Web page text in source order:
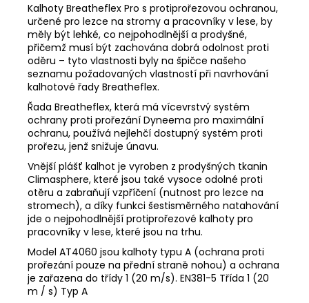
Kalhoty Breatheflex Pro s protiprořezovou ochranou,
určené pro lezce na stromy a pracovníky v lese, by
měly být lehké, co nejpohodlnější a prodyšné,
přičemž musí být zachována dobrá odolnost proti
oděru – tyto vlastnosti byly na špičce našeho
seznamu požadovaných vlastností při navrhování
kalhotové řady Breatheflex.
Řada Breatheflex, která má vícevrstvý systém
ochrany proti prořezání Dyneema pro maximální
ochranu, používá nejlehčí dostupný systém proti
prořezu, jenž snižuje únavu.
Vnější plášť kalhot je vyroben z prodyšných tkanin
Climasphere, které jsou také vysoce odolné proti
otěru a zabraňují vzpříčení (nutnost pro lezce na
stromech), a díky funkci šestisměrného natahování
jde o nejpohodlnější protiprořezové kalhoty pro
pracovníky v lese, které jsou na trhu.
Model AT4060 jsou kalhoty typu A (ochrana proti
prořezání pouze na přední straně nohou) a ochrana
je zařazena do třídy 1 (20 m/s). EN381-5 Třída 1 (20
m / s) Typ A